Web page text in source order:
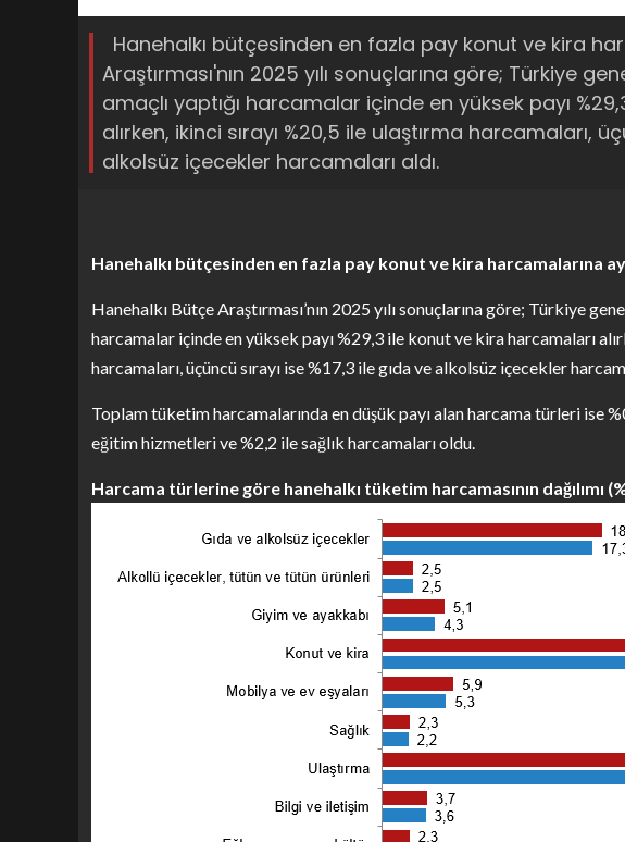
Hanehalkı bütçesinden en fazla pay konut ve kira
Araştırması'nın 2025 yılı sonuçlarına göre; Türkiye
amaçlı yaptığı harcamalar içinde en yüksek payı
alırken, ikinci sırayı %20,5 ile ulaştırma harcamaları,
alkolsüz içecekler harcamaları aldı.
Hanehalkı bütçesinden en fazla pay konut ve kira harcamalarına
Hanehalkı Bütçe Araştırması’nın 2025 yılı sonuçlarına göre; Türkiye
harcamalar içinde en yüksek payı %29,3 ile konut ve kira harcamaları
harcamaları, üçüncü sırayı ise %17,3 ile gıda ve alkolsüz içecekler
Toplam tüketim harcamalarında en düşük payı alan harcama türleri ise
eğitim hizmetleri ve %2,2 ile sağlık harcamaları oldu.
Harcama türlerine göre hanehalkı tüketim harcamasının dağılımı